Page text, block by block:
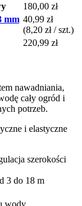
180,00 zł
mm 40,99 zł
(8,20 zł / szt.)
220,99 zł
nawadniania,
cały ogród i
potrzeb.
i elastyczne
szerokości
3 do 18 m
wody